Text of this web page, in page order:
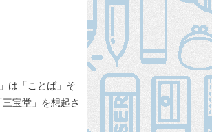
は「ことば」そ
宝堂」を想起さ